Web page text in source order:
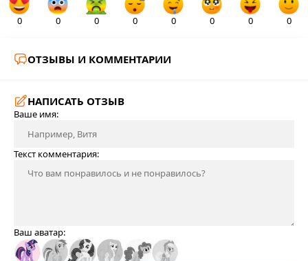
0 0 0 0 0 0 0 0
ОТЗЫВЫ И КОММЕНТАРИИ
НАПИСАТЬ ОТЗЫВ
Ваше имя:
Текст комментария:
Ваш аватар: